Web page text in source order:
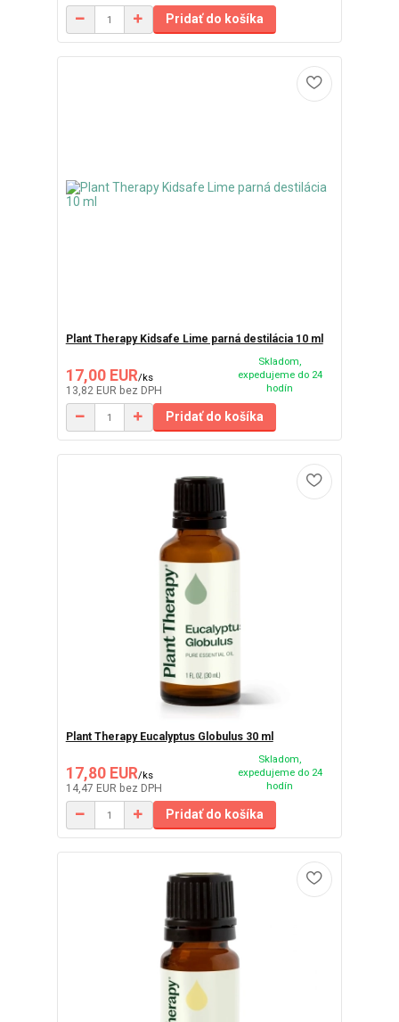
Pridať do košíka
Plant Therapy Kidsafe Lime parná destilácia 10 ml
17,00 EUR/ks
13,82 EUR bez DPH
Skladom,
expedujeme do 24
hodín
Pridať do košíka
Plant Therapy Eucalyptus Globulus 30 ml
17,80 EUR/ks
14,47 EUR bez DPH
Skladom,
expedujeme do 24
hodín
Pridať do košíka